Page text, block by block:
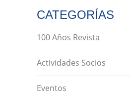
CATEGORÍAS
100 Años Revista
Actividades Socios
Eventos